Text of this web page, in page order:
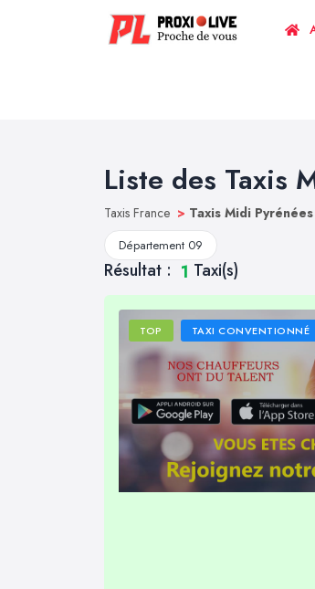
Liste des Taxis
Taxis France > Taxis Midi Pyrénées
Département 09
Résultat : 1 Taxi(s)
TOP TAXI CONVENTIONNÉ